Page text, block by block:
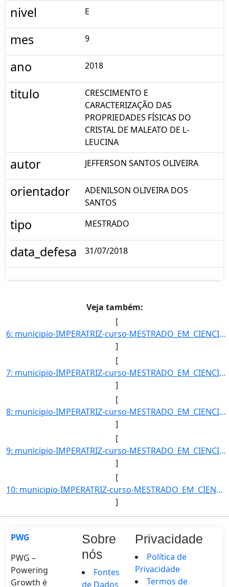
nivel E
mes 9
ano 2018
titulo
CRESCIMENTO E
CARACTERIZAÇÃO DAS
PROPRIEDADES FÍSICAS DO
CRISTAL DE MALEATO DE L-
LEUCINA
autor JEFFERSON SANTOS OLIVEIRA
orientador
ADENILSON OLIVEIRA DOS
SANTOS
tipo MESTRADO
data_defesa 31/07/2018
Veja também:
[
6: municipio-IMPERATRIZ-curso-MESTRADO_EM_CIENCIA_DOS_MATERIAIS-turno-Matutino_e_Vespertino-modalidade-]
]
[
7: municipio-IMPERATRIZ-curso-MESTRADO_EM_CIENCIA_DOS_MATERIAIS-turno-Matutino_e_Vespertino-modalidade-]
]
[
8: municipio-IMPERATRIZ-curso-MESTRADO_EM_CIENCIA_DOS_MATERIAIS-turno-Matutino_e_Vespertino-modalidade-]
]
[
9: municipio-IMPERATRIZ-curso-MESTRADO_EM_CIENCIA_DOS_MATERIAIS-turno-Matutino_e_Vespertino-modalidade-]
]
[
10: municipio-IMPERATRIZ-curso-MESTRADO_EM_CIENCIA_DOS_MATERIAIS-turno-Matutino_e_Vespertino-modalidade-]
]
PWG
PWG –
Powering
Growth é
Sobre
nós
Fontes
de Dados
Privacidade
Política de
Privacidade
Termos de